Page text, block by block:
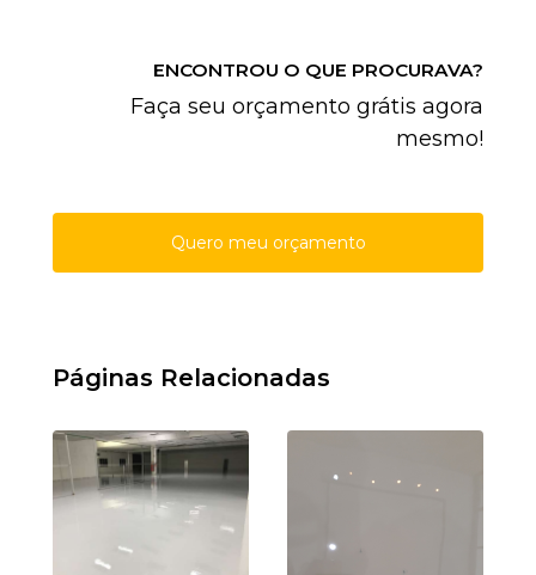
ENCONTROU O QUE PROCURAVA?
Faça seu orçamento grátis agora
mesmo!
Quero meu orçamento
Páginas Relacionadas